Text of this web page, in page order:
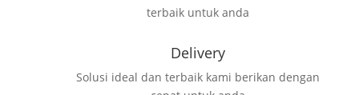
terbaik untuk anda
Delivery
Solusi ideal dan terbaik kami berikan dengan